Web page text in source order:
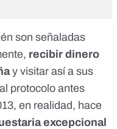
son señaladas
recibir dinero
y visitar así a sus
protocolo antes
en realidad, hace
excepcional